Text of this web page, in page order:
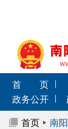
首 页
政务公开
首页
南